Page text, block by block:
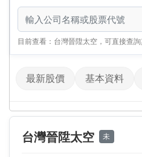
目前查看：台灣晉陞太空，可直接查
最新股價 基本資料
台灣晉陞太空 未